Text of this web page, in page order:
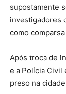
supostamente
investigadores
como
Após troca de
e a Polícia Civil
preso na